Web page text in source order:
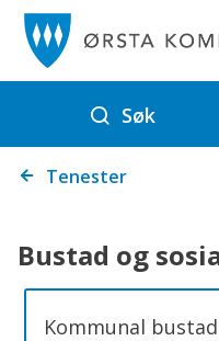
Søk
Du Tenester
Bustad og
Kommunal bustad